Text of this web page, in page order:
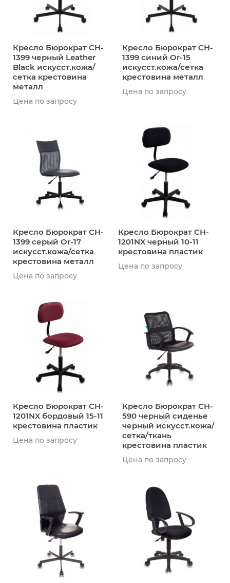
Кресло Бюрократ CH-
1399 черный Leather
Black искусст.кожа/
сетка крестовина
металл
Цена по запросу
Кресло Бюрократ CH-
1399 синий Or-15
искусст.кожа/сетка
крестовина металл
Цена по запросу
Кресло Бюрократ CH-
1399 серый Or-17
искусст.кожа/сетка
крестовина металл
Цена по запросу
Кресло Бюрократ CH-
1201NX черный 10-11
крестовина пластик
Цена по запросу
Кресло Бюрократ CH-
1201NX бордовый 15-11
крестовина пластик
Цена по запросу
Кресло Бюрократ CH-
590 черный сиденье
черный искусст.кожа/
сетка/ткань
крестовина пластик
Цена по запросу